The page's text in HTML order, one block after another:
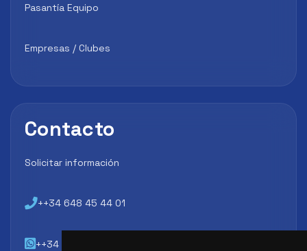
Pasantía Equipo
Empresas / Clubes
Contacto
Solicitar información
++34 648 45 44 01
++34 648 45 44 01